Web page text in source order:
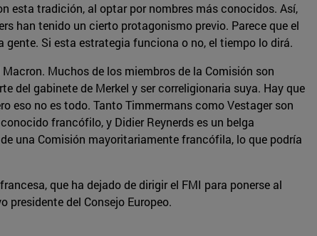
esta tradición, al optar por nombres más conocidos. Así,
han tenido un cierto protagonismo previo. Parece que el
Si esta estrategia funciona o no, el tiempo lo dirá.
Muchos de los miembros de la Comisión son
del gabinete de Merkel y ser correligionaria suya. Hay que
eso no es todo. Tanto Timmermans como Vestager son
francófilo, y Didier Reynerds es un belga
una Comisión mayoritariamente francófila, lo que podría
que ha dejado de dirigir el FMI para ponerse al
presidente del Consejo Europeo.